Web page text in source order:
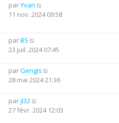
parYvan
11 nov. 2024 09:58
parBS
23 juil. 2024 07:45
parGengis
28 mai 2024 21:36
parjl32
27 févr. 2024 12:03